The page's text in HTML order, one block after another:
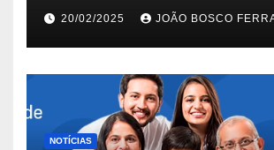
20/02/2025 JOÃO BOSCO
NOTÍCIAS